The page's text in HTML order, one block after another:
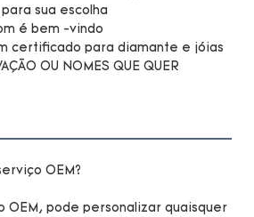
sua escolha
é bem -vindo
certificado para diamante e jóias
OU NOMES QUE QUER
OEM, pode personalizar quaisquer